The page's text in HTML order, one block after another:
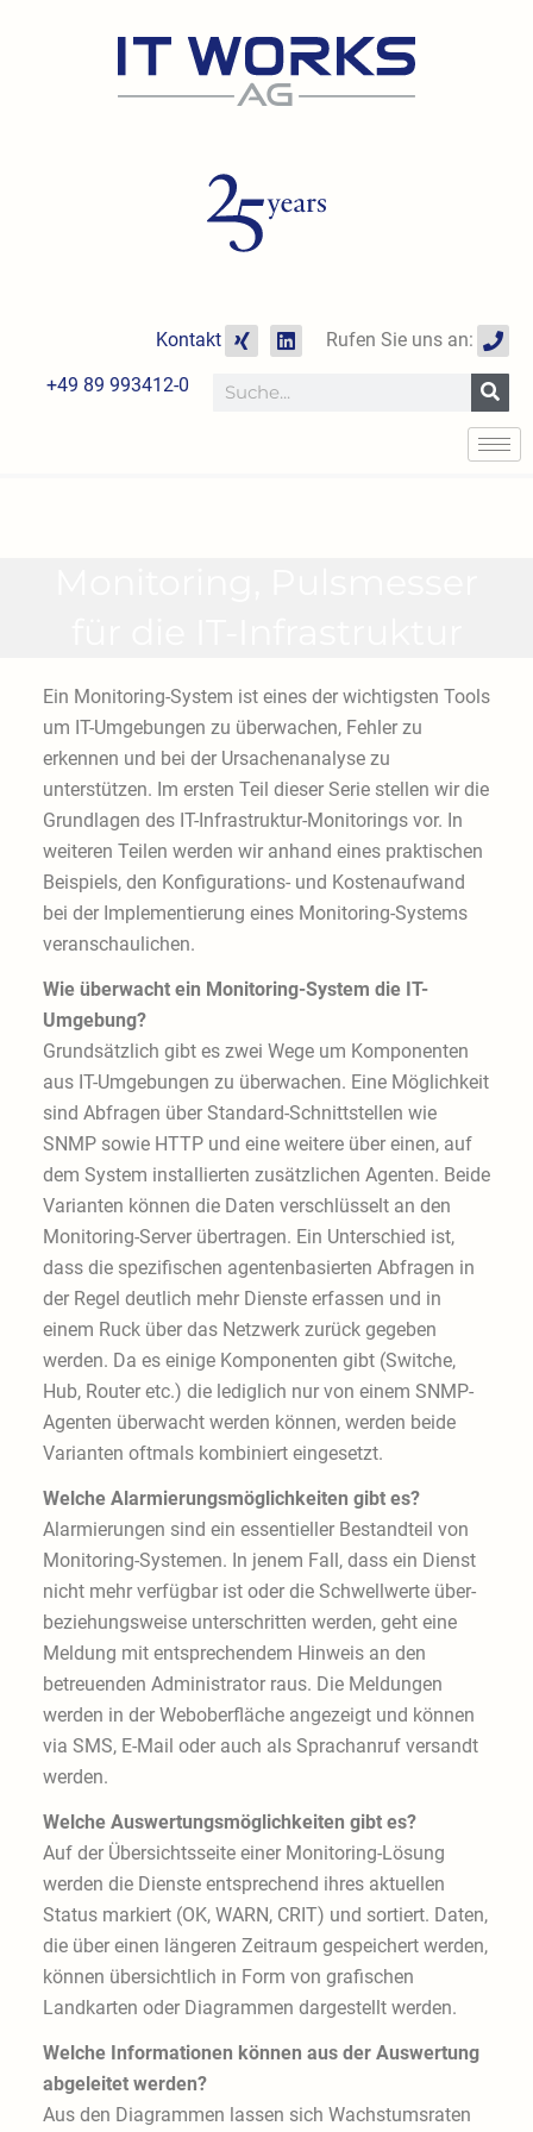
Kontakt
X
i
g
L
i
k
Rufen Sie uns an:
P
h
o
n
e
+49 89 993412-0 Suche
Ein Monitoring-System ist eines der wichtigsten Tools
um IT-Umgebungen zu überwachen, Fehler zu
erkennen und bei der Ursachenanalyse zu
unterstützen. Im ersten Teil dieser Serie stellen wir die
Grundlagen des IT-Infrastruktur-Monitorings vor. In
weiteren Teilen werden wir anhand eines praktischen
Beispiels, den Konfigurations- und Kostenaufwand
bei der Implementierung eines Monitoring-Systems
veranschaulichen.
Wie überwacht ein Monitoring-System die IT-
Umgebung?
Grundsätzlich gibt es zwei Wege um Komponenten
aus IT-Umgebungen zu überwachen. Eine Möglichkeit
sind Abfragen über Standard-Schnittstellen wie
SNMP sowie HTTP und eine weitere über einen, auf
dem System installierten zusätzlichen Agenten. Beide
Varianten können die Daten verschlüsselt an den
Monitoring-Server übertragen. Ein Unterschied ist,
dass die spezifischen agentenbasierten Abfragen in
der Regel deutlich mehr Dienste erfassen und in
einem Ruck über das Netzwerk zurück gegeben
werden. Da es einige Komponenten gibt (Switche,
Hub, Router etc.) die lediglich nur von einem SNMP-
Agenten überwacht werden können, werden beide
Varianten oftmals kombiniert eingesetzt.
Welche Alarmierungsmöglichkeiten gibt es?
Alarmierungen sind ein essentieller Bestandteil von
Monitoring-Systemen. In jenem Fall, dass ein Dienst
nicht mehr verfügbar ist oder die Schwellwerte über-
beziehungsweise unterschritten werden, geht eine
Meldung mit entsprechendem Hinweis an den
betreuenden Administrator raus. Die Meldungen
werden in der Weboberfläche angezeigt und können
via SMS, E-Mail oder auch als Sprachanruf versandt
werden.
Welche Auswertungsmöglichkeiten gibt es?
Auf der Übersichtsseite einer Monitoring-Lösung
werden die Dienste entsprechend ihres aktuellen
Status markiert (OK, WARN, CRIT) und sortiert. Daten,
die über einen längeren Zeitraum gespeichert werden,
können übersichtlich in Form von grafischen
Landkarten oder Diagrammen dargestellt werden.
Welche Informationen können aus der Auswertung
abgeleitet werden?
Aus den Diagrammen lassen sich Wachstumsraten